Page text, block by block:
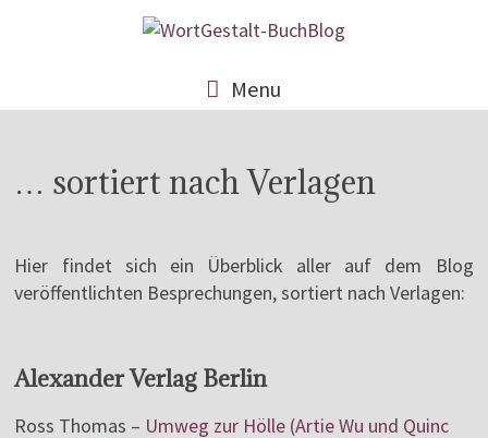
Menu
… sortiert nach Verlagen
Hier findet sich ein Überblick aller auf dem Blog
veröffentlichten Besprechungen, sortiert nach Verlagen:
Alexander Verlag Berlin
Ross Thomas – Umweg zur Hölle (Artie Wu und Quinc